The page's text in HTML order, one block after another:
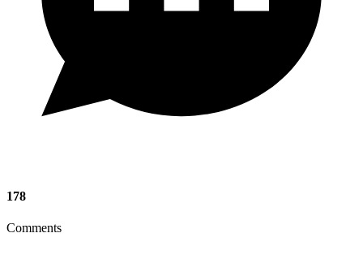
178
Comments